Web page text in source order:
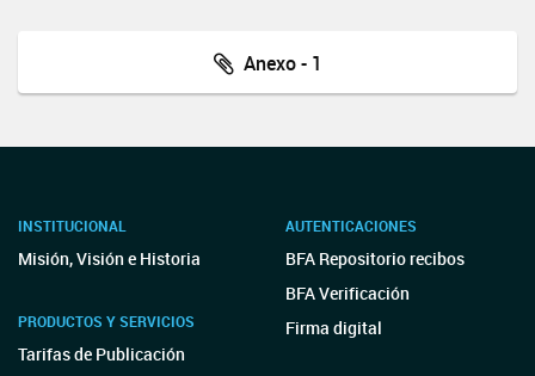
Anexo - 1
INSTITUCIONAL
Misión, Visión e Historia
PRODUCTOS Y SERVICIOS
Tarifas de Publicación
AUTENTICACIONES
BFA Repositorio recibos
BFA Verificación
Firma digital